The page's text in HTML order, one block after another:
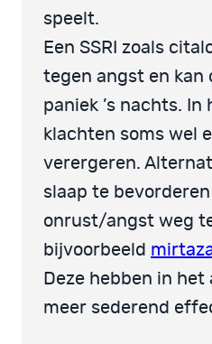
speelt.
Een SSRI zoals
tegen angst en kan
paniek ’s nachts.
klachten soms wel
verergeren.
slaap te
onrust/angst weg
bijvoorbeeld
Deze hebben in
meer sederend